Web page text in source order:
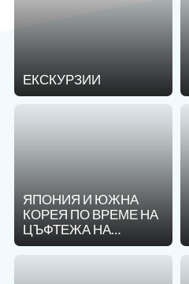
LAST MINUTE
ОЩЕ
ЕКСКУРЗИИ
ЯПОНИЯ И ЮЖНА
КОРЕЯ ПО ВРЕМЕ НА
ЦЪФТЕЖА НА
ВИШНИТЕ